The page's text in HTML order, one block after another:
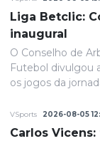
Liga Betclic:
inaugural
O Conselho de
Futebol divulgou
os jogos da
VSports 2026-08-05
Carlos